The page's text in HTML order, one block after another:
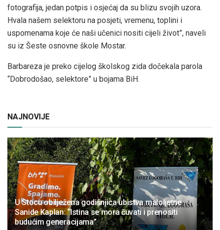
fotografija, jedan potpis i osjećaj da su blizu svojih uzora.
Hvala našem selektoru na posjeti, vremenu, toplini i
uspomenama koje će naši učenici nositi cijeli život”, naveli
su iz Šeste osnovne škole Mostar.
Barbareza je preko cijelog školskog zida dočekala parola
“Dobrodošao, selektore” u bojama BiH.
NAJNOVIJE
U Stocu obilježena godišnjica ubistva maloljetne
Sanide Kaplan: “Istina se mora čuvati i prenositi
budućim generacijama”